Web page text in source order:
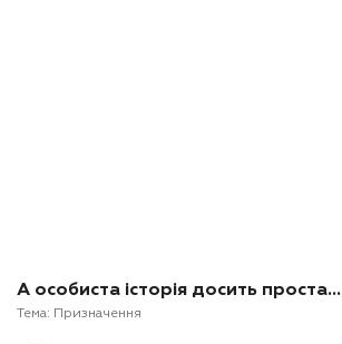
А особиста історія досить проста...
Тема: Призначення